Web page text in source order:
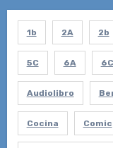
1b 2A 2b
5C 6A 6C
Audiolibro
Cocina Comic